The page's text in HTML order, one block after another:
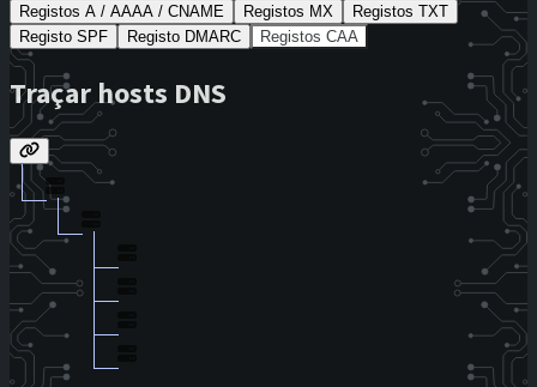
Registos A / AAAA / CNAME
Registos MX
Registos TXT
Registo SPF
Registo DMARC Registos CAA
Traçar hosts DNS